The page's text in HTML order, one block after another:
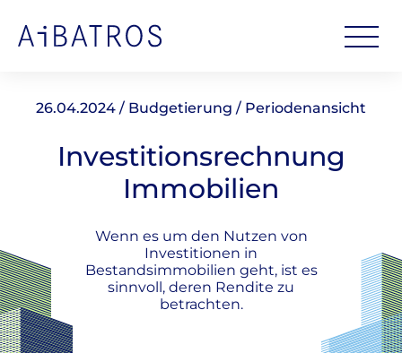
26.04.2024 / Budgetierung / Periodenansicht
Investitionsrechnung
Immobilien
Wenn es um den Nutzen von
Investitionen in
Bestandsimmobilien geht, ist es
sinnvoll, deren Rendite zu
betrachten.